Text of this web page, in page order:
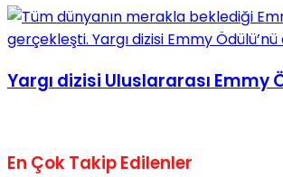
No Result
Yargı dizisi Uluslararası Emmy
En Çok Takip Edilenler